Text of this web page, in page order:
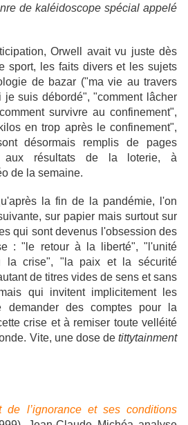
de kaléidoscope spécial appelé
Orwell avait vu juste dès
sport, les faits divers et les sujets
de bazar ("ma vie au travers
je suis débordé", "comment lâcher
survivre au confinement",
en trop après le confinement",
désormais remplis de pages
aux résultats de la loterie, à
de la semaine.
la fin de la pandémie, l'on
sur papier mais surtout sur
qui sont devenus l'obsession des
: "le retour à la liberté", "l'unité
la crise", "la paix et la sécurité
de titres vides de sens et sans
qui invitent implicitement les
demander des comptes pour la
crise et à remiser toute velléité
Vite, une dose de tittytainment
de l’ignorance et ses conditions